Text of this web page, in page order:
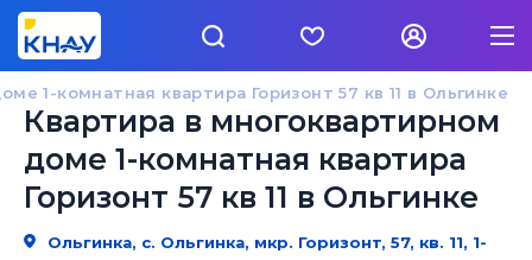
1-комнатная квартира Горизонт 57 кв 11 в Ольгинке
Квартира в многоквартирном
доме 1-комнатная квартира
Горизонт 57 кв 11 в Ольгинке
Ольгинка, с. Ольгинка, мкр. Горизонт, 57, кв. 11, 1-